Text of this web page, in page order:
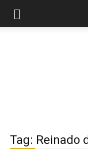
Tag: Reinado